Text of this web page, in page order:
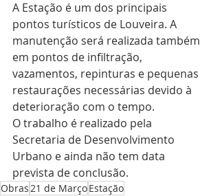
A Estação é um dos principais
pontos turísticos de Louveira. A
manutenção será realizada também
em pontos de infiltração,
vazamentos, repinturas e pequenas
restaurações necessárias devido à
deterioração com o tempo.
O trabalho é realizado pela
Secretaria de Desenvolvimento
Urbano e ainda não tem data
prevista de conclusão.
Obras21 de MarçoEstação